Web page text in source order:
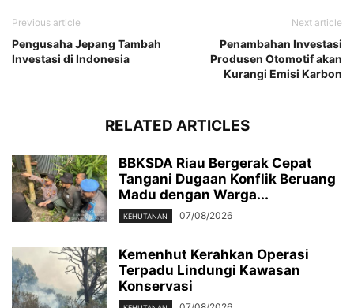
Previous article
Pengusaha Jepang Tambah
Investasi di Indonesia
Next article
Penambahan Investasi
Produsen Otomotif akan
Kurangi Emisi Karbon
RELATED ARTICLES
BBKSDA Riau Bergerak Cepat
Tangani Dugaan Konflik Beruang
Madu dengan Warga...
KEHUTANAN 07/08/2026
Kemenhut Kerahkan Operasi
Terpadu Lindungi Kawasan
Konservasi